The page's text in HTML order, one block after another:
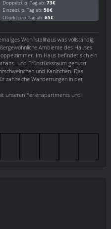
Doppelzi. p. Tag ab: 73€
Einzelzi. p. Tag ab: 50€
Objekt pro Tag ab: 65€
Wohnstallhaus was vollständig
Ambiente des Hauses
Im Haus befindet sich ein
und Frühstücksraum genutzt
und Kaninchen. Das
zahlreiche Wanderrungen in der
unseren Ferienapartments und